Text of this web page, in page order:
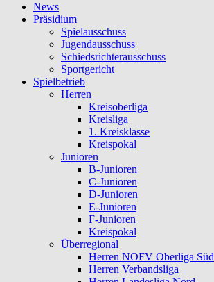
News
Präsidium
Spielausschuss
Jugendausschuss
Schiedsrichterausschuss
Sportgericht
Spielbetrieb
Herren
Kreisoberliga
Kreisliga
1. Kreisklasse
Kreispokal
Junioren
B-Junioren
C-Junioren
D-Junioren
E-Junioren
F-Junioren
Kreispokal
Überregional
Herren NOFV Oberliga Süd
Herren Verbandsliga